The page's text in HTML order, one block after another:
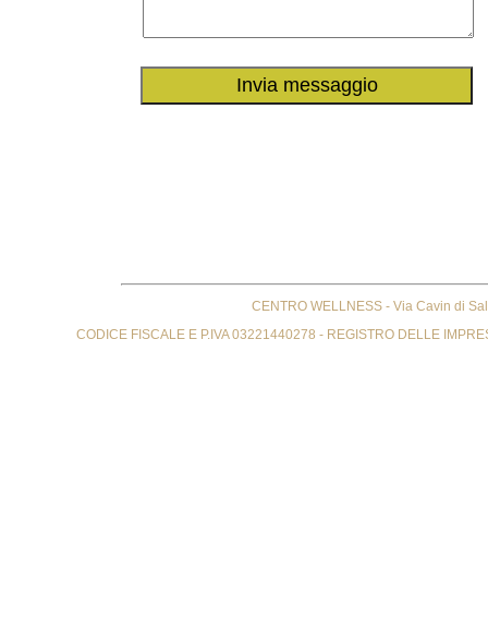
Invia messaggio
CENTRO WELLNESS - Via Cavin di
CODICE FISCALE E P.IVA 03221440278 - REGISTRO DELLE